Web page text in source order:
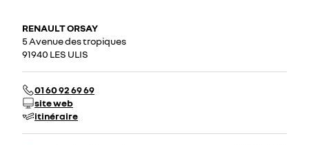
RENAULT ORSAY
5 Avenue des tropiques
91940 LES ULIS
01 60 92 69 69
site web
itinéraire